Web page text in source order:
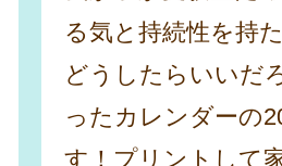
る気と持続性を持
どうしたらいいだ
ったカレンダーの
す！プリントして